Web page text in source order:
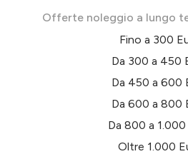
Offerte noleggio a lungo
Fino a 300
Da 300 a 450
Da 450 a 600
Da 600 a 800
Da 800 a
Oltre 1.000